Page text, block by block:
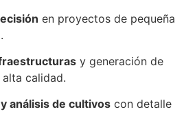
en proyectos de pequeña
y generación de
calidad.
análisis de cultivos con detalle